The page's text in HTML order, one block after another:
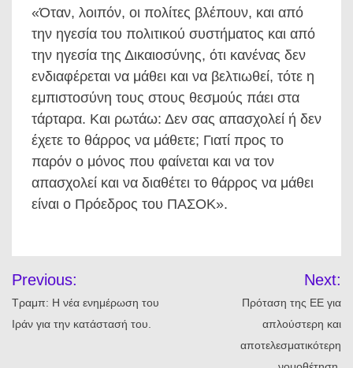
«Όταν, λοιπόν, οι πολίτες βλέπουν, και από
την ηγεσία του πολιτικού συστήματος και από
την ηγεσία της Δικαιοσύνης, ότι κανένας δεν
ενδιαφέρεται να μάθει και να βελτιωθεί, τότε η
εμπιστοσύνη τους στους θεσμούς πάει στα
τάρταρα. Και ρωτάω: Δεν σας απασχολεί ή δεν
έχετε το θάρρος να μάθετε; Γιατί προς το
παρόν ο μόνος που φαίνεται και να τον
απασχολεί και να διαθέτει το θάρρος να μάθει
είναι ο Πρόεδρος του ΠΑΣΟΚ».
άρθρων
Previous:
Τραμπ: Η νέα ενημέρωση του
Ιράν για την κατάστασή του.
Next:
Πρόταση της ΕΕ για
απλούστερη και
αποτελεσματικότερη